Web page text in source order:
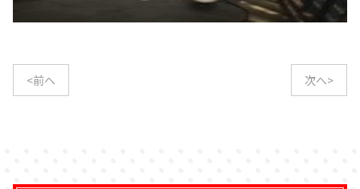
<前へ 次へ>